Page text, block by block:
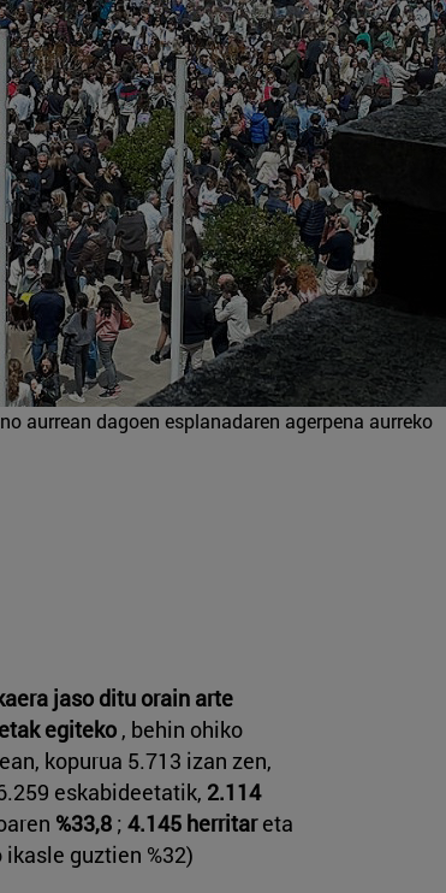
aurrean dagoen esplanadaren agerpena aurreko
jaso ditu orain arte
egiteko , behin ohiko
kopurua 5.713 izan zen,
eskabideetatik, 2.114
%33,8 ; 4.145 herritareta
guztien %32)